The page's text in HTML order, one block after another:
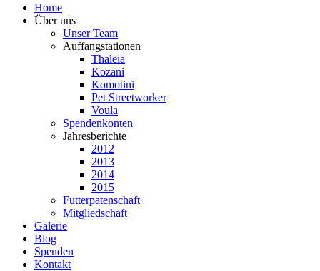
Home
Über uns
Unser Team
Auffangstationen
Thaleia
Kozani
Komotini
Pet Streetworker
Voula
Spendenkonten
Jahresberichte
2012
2013
2014
2015
Futterpatenschaft
Mitgliedschaft
Galerie
Blog
Spenden
Kontakt